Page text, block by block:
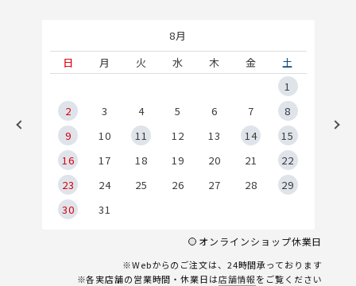
8月
日
月 火 水 木 金
土
1
2
3 4 5 6 7
8
9
10 11 12 13 14
15
16
17 18 19 20 21
22
23
24 25 26 27 28
29
30
31
オンラインショップ休業日
※Webからのご注文は、24時間承っております
※各実店舗の営業時間・休業日は店舗情報をご覧ください